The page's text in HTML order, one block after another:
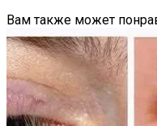
Вам также может